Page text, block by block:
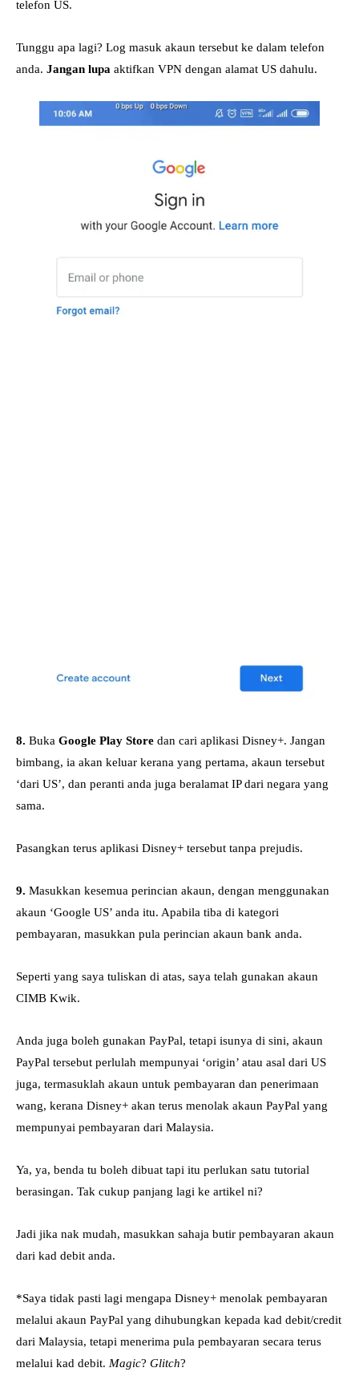
telefon US.
Tunggu apa lagi? Log masuk akaun tersebut ke dalam telefon
anda. Jangan lupa aktifkan VPN dengan alamat US dahulu.
8. Buka Google Play Store dan cari aplikasi Disney+. Jangan
bimbang, ia akan keluar kerana yang pertama, akaun tersebut
‘dari US’, dan peranti anda juga beralamat IP dari negara yang
sama.
Pasangkan terus aplikasi Disney+ tersebut tanpa prejudis.
9. Masukkan kesemua perincian akaun, dengan menggunakan
akaun ‘Google US’ anda itu. Apabila tiba di kategori
pembayaran, masukkan pula perincian akaun bank anda.
Seperti yang saya tuliskan di atas, saya telah gunakan akaun
CIMB Kwik.
Anda juga boleh gunakan PayPal, tetapi isunya di sini, akaun
PayPal tersebut perlulah mempunyai ‘origin’ atau asal dari US
juga, termasuklah akaun untuk pembayaran dan penerimaan
wang, kerana Disney+ akan terus menolak akaun PayPal yang
mempunyai pembayaran dari Malaysia.
Ya, ya, benda tu boleh dibuat tapi itu perlukan satu tutorial
berasingan. Tak cukup panjang lagi ke artikel ni?
Jadi jika nak mudah, masukkan sahaja butir pembayaran akaun
dari kad debit anda.
*Saya tidak pasti lagi mengapa Disney+ menolak pembayaran
melalui akaun PayPal yang dihubungkan kepada kad debit/credit
dari Malaysia, tetapi menerima pula pembayaran secara terus
melalui kad debit. Magic? Glitch?